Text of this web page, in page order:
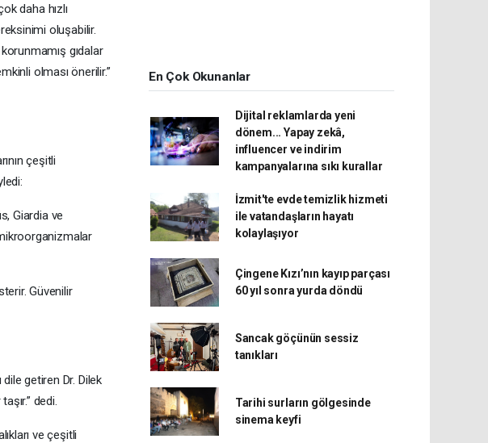
daha hızlı
oluşabilir.
gıdalar
olması önerilir.”
çeşitli
Giardia ve
Güvenilir
getiren Dr. Dilek
dedi.
ve çeşitli
En Çok Okunanlar
Dijital reklamlarda yeni
dönem... Yapay zekâ,
influencer ve indirim
kampanyalarına sıkı kurallar
İzmit'te evde temizlik hizmeti
ile vatandaşların hayatı
kolaylaşıyor
Çingene Kızı’nın kayıp parçası
60 yıl sonra yurda döndü
Sancak göçünün sessiz
tanıkları
Tarihi surların gölgesinde
sinema keyfi